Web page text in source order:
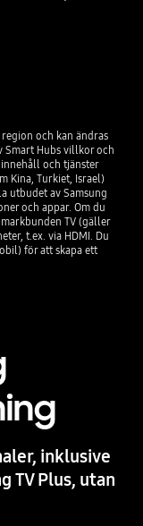
och kan ändras
Smart Hubs villkor och
och tjänster
Kina, Turkiet, Israel)
utbudet av Samsung
och appar. Om du
TV (gäller
t.ex. via HDMI. Du
för att skapa ett
inklusive
TV Plus, utan